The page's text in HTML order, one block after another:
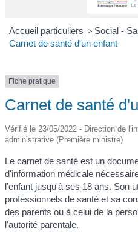
Accueil particuliers > Social -
Carnet de santé d'un enfant
Fiche pratique
Carnet de santé
Vérifié le 23/05/2022 - Direction de
administrative (Première ministre)
Le carnet de santé est un
d'information médicale
l'enfant jusqu'à ses 18 ans. Son
professionnels de santé et sa
des parents ou à celui de la
l'autorité parentale.